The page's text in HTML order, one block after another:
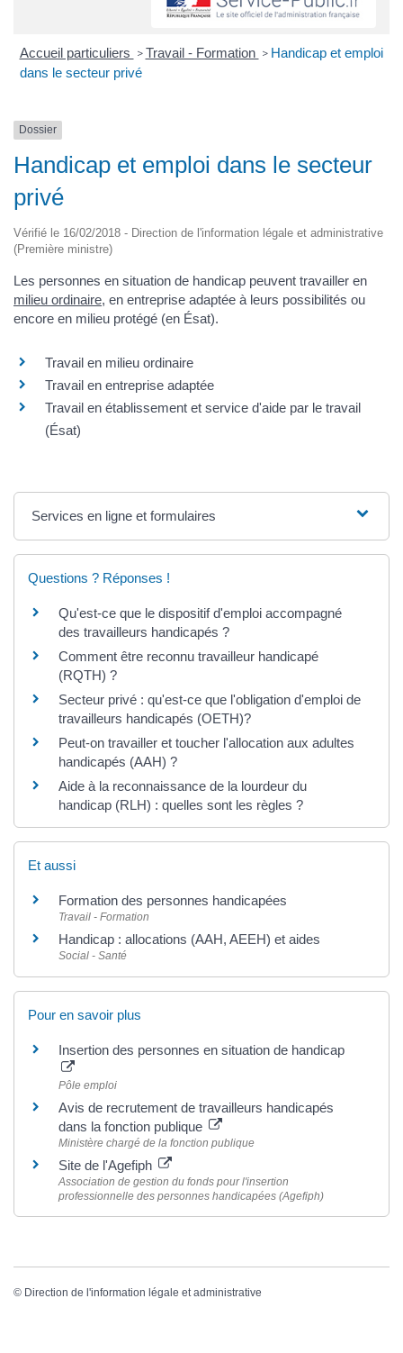
Accueil particuliers > Travail - Formation > Handicap et emploi
dans le secteur privé
Dossier
Handicap et emploi dans le secteur
privé
Vérifié le 16/02/2018 - Direction de l'information légale et administrative
(Première ministre)
Les personnes en situation de handicap peuvent travailler en
milieu ordinaire, en entreprise adaptée à leurs possibilités ou
encore en milieu protégé (en Ésat).
Travail en milieu ordinaire
Travail en entreprise adaptée
Travail en établissement et service d'aide par le travail
(Ésat)
Services en ligne et formulaires
Questions ? Réponses !
Qu'est-ce que le dispositif d'emploi accompagné
des travailleurs handicapés ?
Comment être reconnu travailleur handicapé
(RQTH) ?
Secteur privé : qu'est-ce que l'obligation d'emploi de
travailleurs handicapés (OETH)?
Peut-on travailler et toucher l'allocation aux adultes
handicapés (AAH) ?
Aide à la reconnaissance de la lourdeur du
handicap (RLH) : quelles sont les règles ?
Et aussi
Formation des personnes handicapées
Travail - Formation
Handicap : allocations (AAH, AEEH) et aides
Social - Santé
Pour en savoir plus
Insertion des personnes en situation de handicap
Pôle emploi
Avis de recrutement de travailleurs handicapés
dans la fonction publique
Ministère chargé de la fonction publique
Site de l'Agefiph
Association de gestion du fonds pour l'insertion
professionnelle des personnes handicapées (Agefiph)
© Direction de l'information légale et administrative